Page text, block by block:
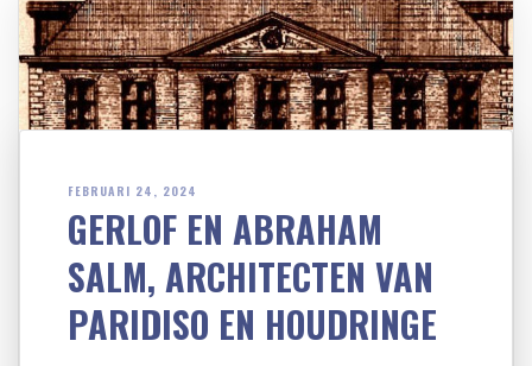
FEBRUARI 24, 2024
GERLOF EN ABRAHAM
SALM, ARCHITECTEN VAN
PARIDISO EN HOUDRINGE